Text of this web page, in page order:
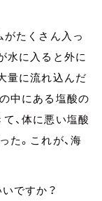
がたくさん入っ
水に入ると外に
量に流れ込んだ
中にある塩酸の
、体に悪い塩酸
た。これが、海
ですか？